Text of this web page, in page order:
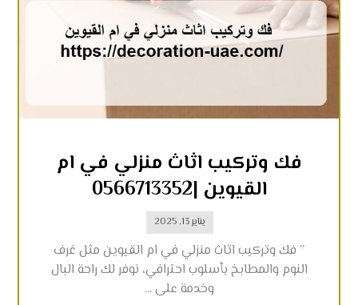
فك وتركيب اثاث منزلي في ام
القيوين |0566713352
يناير 13, 2025
” فك وتركيب اثاث منزلي في ام القيوين مثل غرف
النوم والمطابخ بأسلوب احترافي، نوفر لك راحة البال
وخدمة على ...